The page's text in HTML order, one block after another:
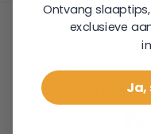
Tuur® is lid van
Planet. Alle
Ontvang
exclusieve
Ja,